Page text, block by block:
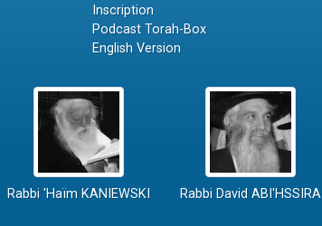
Inscription
Podcast Torah-Box
English Version
Rabbi 'Haïm KANIEWSKI Rabbi David ABI'HSSIRA